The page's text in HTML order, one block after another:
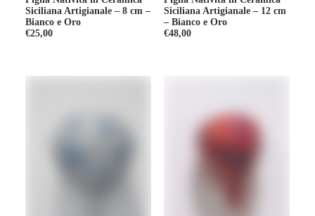
Siciliana Artigianale – 8 cm –
Bianco e Oro
€25,00
Siciliana Artigianale – 12 cm
– Bianco e Oro
€48,00